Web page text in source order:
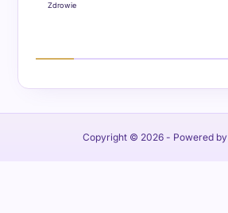
Zdrowie
Copyright © 2026 - Powered by